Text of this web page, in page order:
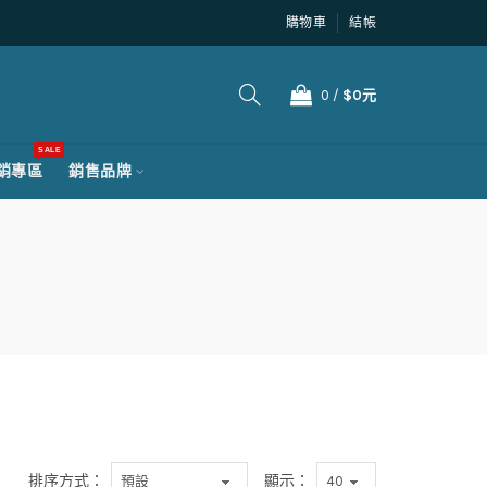
購物車 結帳
0 / $0元
專區
SALE
銷售品牌
排序方式： 顯示：